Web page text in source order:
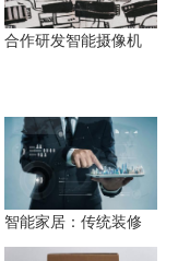
合作研发智能摄像机
智能家居：传统装修